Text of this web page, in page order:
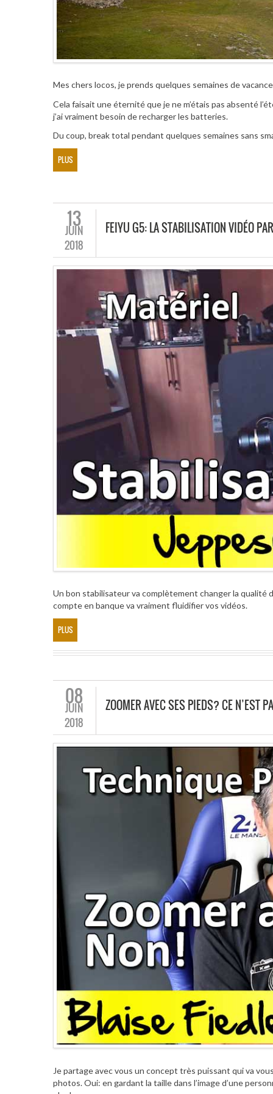
Mes chers locos, je prends quelques semaines de
Cela faisait une éternité que je ne m’étais pas absenté
j’ai vraiment besoin de recharger les batteries.
Du coup, break total pendant quelques semaines sans
PLUS
13
JUIN
2018
FEIYU G5: LA STABILISATION VIDÉO
Un bon stabilisateur va complètement changer la qualité
compte en banque va vraiment fluidifier vos vidéos.
PLUS
08
JUIN
2018
ZOOMER AVEC SES PIEDS? CE N’EST
Je partage avec vous un concept très puissant qui va
photos. Oui: en gardant la taille dans l’image d’une